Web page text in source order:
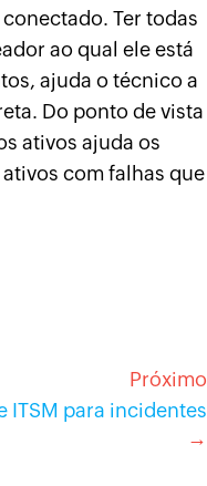
Ter todas
ao qual ele está
ajuda o técnico a
Do ponto de vista
ativos ajuda os
com falhas que
Próximo
ITSM para incidentes
→